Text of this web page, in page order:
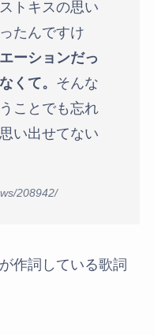
トキスの思い
たんですけ
ーションだっ
くて。 そんな
ことでも忘れ
い出せてない
208942/
作詞している歌詞